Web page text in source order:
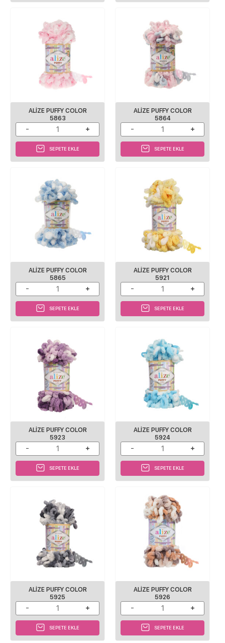
ALİZE PUFFY COLOR
5863
SEPETE EKLE
ALİZE PUFFY COLOR
5864
SEPETE EKLE
ALİZE PUFFY COLOR
5865
SEPETE EKLE
ALİZE PUFFY COLOR
5921
SEPETE EKLE
ALİZE PUFFY COLOR
5923
SEPETE EKLE
ALİZE PUFFY COLOR
5924
SEPETE EKLE
ALİZE PUFFY COLOR
5925
SEPETE EKLE
ALİZE PUFFY COLOR
5926
SEPETE EKLE